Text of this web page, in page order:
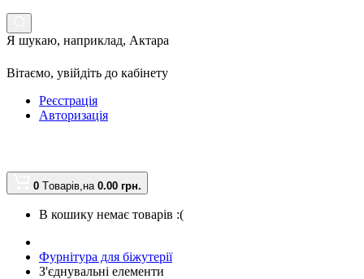
Я шукаю, наприклад, Актара
Вітаємо, увійдіть до кабінету
Реєстрація
Авторизація
0 Tоварів,на 0.00 грн.
В кошику немає товарів :(
Фурнітура для біжутерії
З'єднувальні елементи